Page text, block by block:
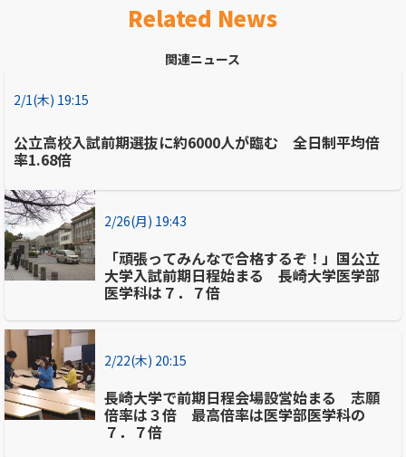
Related News
関連ニュース
2/1(木) 19:15
公立高校入試前期選抜に約6000人が臨む 全日制平均倍
率1.68倍
2/26(月) 19:43
「頑張ってみんなで合格するぞ！」国公立
大学入試前期日程始まる 長崎大学医学部
医学科は７．７倍
2/22(木) 20:15
長崎大学で前期日程会場設営始まる 志願
倍率は３倍 最高倍率は医学部医学科の
７．７倍